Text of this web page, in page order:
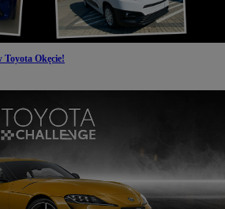
Okęcie!